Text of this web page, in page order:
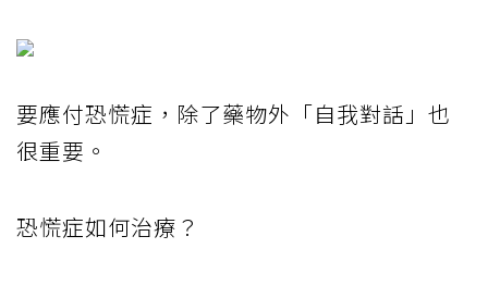
要應付恐慌症，除了藥物外「自我對話」也
很重要。
恐慌症如何治療？